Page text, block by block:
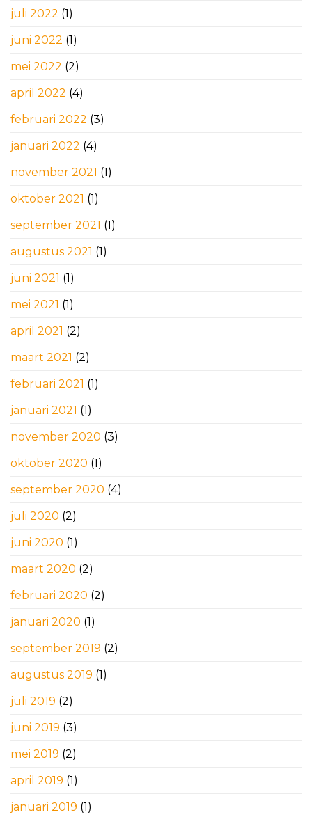
juli 2022 (1)
juni 2022 (1)
mei 2022 (2)
april 2022 (4)
februari 2022 (3)
januari 2022 (4)
november 2021 (1)
oktober 2021 (1)
september 2021 (1)
augustus 2021 (1)
juni 2021 (1)
mei 2021 (1)
april 2021 (2)
maart 2021 (2)
februari 2021 (1)
januari 2021 (1)
november 2020 (3)
oktober 2020 (1)
september 2020 (4)
juli 2020 (2)
juni 2020 (1)
maart 2020 (2)
februari 2020 (2)
januari 2020 (1)
september 2019 (2)
augustus 2019 (1)
juli 2019 (2)
juni 2019 (3)
mei 2019 (2)
april 2019 (1)
januari 2019 (1)